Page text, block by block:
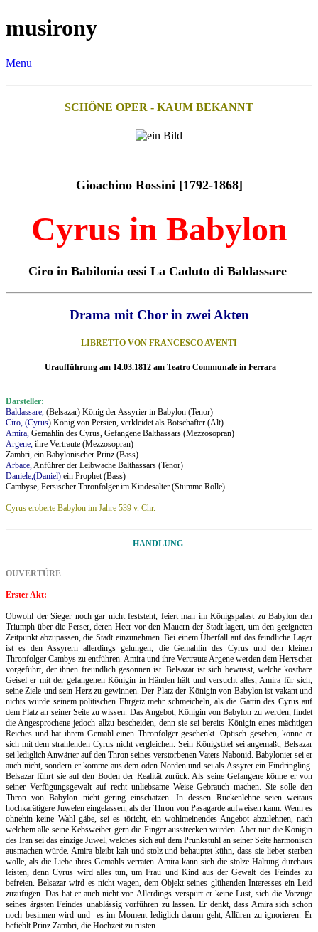
musirony
Menu
SCHÖNE OPER - KAUM BEKANNT
Gioachino Rossini [1792-1868]
Cyrus in Babylon
Ciro in Babilonia ossi La Caduto di Baldassare
Drama mit Chor in zwei Akten
LIBRETTO VON FRANCESCO AVENTI
Uraufführung am 14.03.1812 am Teatro Communale in Ferrara
Darsteller:
Baldassare, (Belsazar) König der Assyrier in Babylon (Tenor)
Ciro, (Cyrus) König von Persien, verkleidet als Botschafter (Alt)
Amira, Gemahlin des Cyrus, Gefangene Balthassars (Mezzosopran)
Argene, ihre Vertraute (Mezzosopran)
Zambri, ein Babylonischer Prinz (Bass)
Arbace,Anführer der Leibwache Balthassars (Tenor)
Daniele,(Daniel) ein Prophet (Bass)
Cambyse, Persischer Thronfolger im Kindesalter (Stumme Rolle)
Cyrus eroberte Babylon im Jahre 539 v. Chr.
HANDLUNG
OUVERTÜRE
Erster Akt:
Obwohl der Sieger noch gar nicht feststeht, feiert man im Königspalast zu Babylon den
Triumph über die Perser, deren Heer vor den Mauern der Stadt lagert, um den geeigneten
Zeitpunkt abzupassen, die Stadt einzunehmen. Bei einem Überfall auf das feindliche Lager
ist es den Assyrern allerdings gelungen, die Gemahlin des Cyrus und den kleinen
Thronfolger Cambys zu entführen. Amira und ihre Vertraute Argene werden dem Herrscher
vorgeführt, der ihnen freundlich gesonnen ist. Belsazar ist sich bewusst, welche kostbare
Geisel er mit der gefangenen Königin in Händen hält und versucht alles, Amira für sich,
seine Ziele und sein Herz zu gewinnen. Der Platz der Königin von Babylon ist vakant und
nichts würde seinem politischen Ehrgeiz mehr schmeicheln, als die Gattin des Cyrus auf
dem Platz an seiner Seite zu wissen. Das Angebot, Königin von Babylon zu werden, findet
die Angesprochene jedoch allzu bescheiden, denn sie sei bereits Königin eines mächtigen
Reiches und hat ihrem Gemahl einen Thronfolger geschenkt. Optisch gesehen, könne er
sich mit dem strahlenden Cyrus nicht vergleichen. Sein Königstitel sei angemaßt, Belsazar
sei lediglich Anwärter auf den Thron seines verstorbenen Vaters Nabonid. Babylonier sei er
auch nicht, sondern er komme aus dem öden Norden und sei als Assyrer ein Eindringling.
Belsazar führt sie auf den Boden der Realität zurück. Als seine Gefangene könne er von
seiner Verfügungsgewalt auf recht unliebsame Weise Gebrauch machen. Sie solle den
Thron von Babylon nicht gering einschätzen. In dessen Rückenlehne seien weitaus
hochkarätigere Juwelen eingelassen, als der Thron von Pasagarde aufweisen kann. Wenn es
ohnehin keine Wahl gäbe, sei es töricht, ein wohlmeinendes Angebot abzulehnen, nach
welchem alle seine Kebsweiber gern die Finger ausstrecken würden. Aber nur die Königin
des Iran sei das einzige Juwel, welches sich auf dem Prunkstuhl an seiner Seite harmonisch
ausmachen würde. Amira bleibt kalt und stolz und behauptet kühn, dass sie lieber sterben
wolle, als die Liebe ihres Gemahls verraten. Amira kann sich die stolze Haltung durchaus
leisten, denn Cyrus wird alles tun, um Frau und Kind aus der Gewalt des Feindes zu
befreien. Belsazar wird es nicht wagen, dem Objekt seines glühenden Interesses ein Leid
zuzufügen. Das hat er auch nicht vor. Allerdings verspürt er keine Lust, sich die Vorzüge
seines ärgsten Feindes unablässig vorführen zu lassen. Er denkt, dass Amira sich schon
noch besinnen wird und
es im Moment lediglich darum geht, Allüren zu ignorieren. Er
befiehlt Prinz Zambri, die Hochzeit zu rüsten.